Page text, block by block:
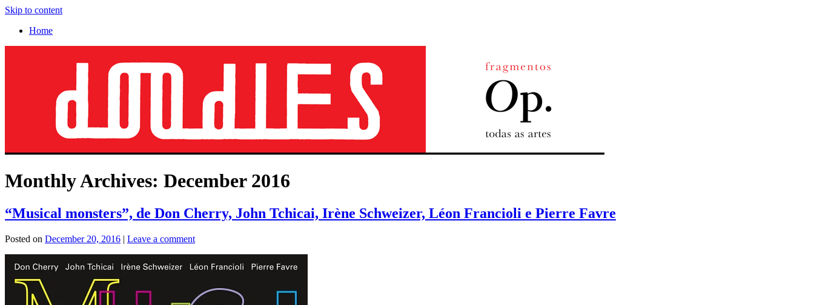
Skip to content
Home
Monthly Archives: December 2016
“Musical monsters”, de Don Cherry, John Tchicai, Irène Schweizer, Léon Francioli e Pierre Favre
Posted on December 20, 2016 | Leave a comment